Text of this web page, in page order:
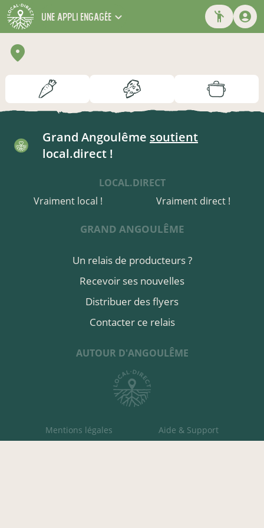
une appli engagée
Grand Angoulême soutient
local.direct !
LOCAL.DIRECT
Vraiment local !
Vraiment direct !
GRAND ANGOULÊME
Un relais de producteurs ?
Recevoir ses nouvelles
Distribuer des flyers
Contacter ce relais
AUTOUR D'ANGOULÊME
Mentions légales Aide & Support